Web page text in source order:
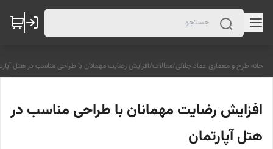
خانه طرح و معماری عماد جلالی/مقالات/افزایش رضایت مهمانان با طراحی مناسب در هتل
افزایش رضایت مهمانان با طراحی مناسب در
هتل آپارتمان